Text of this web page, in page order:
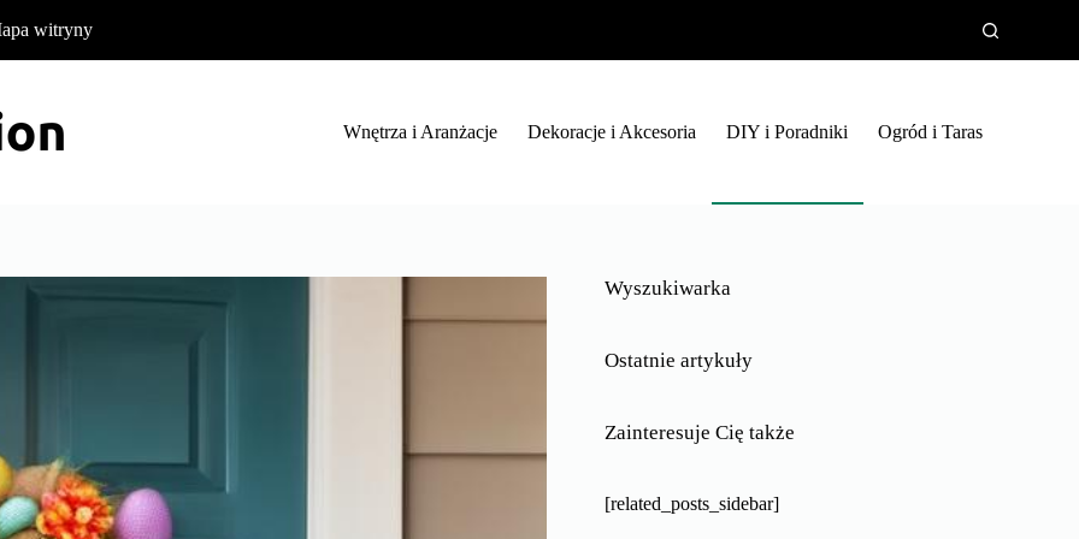
witryny
Wnętrza i Aranżacje Dekoracje i Akcesoria DIY i Poradniki Ogród i Taras
Wyszukiwarka
Ostatnie artykuły
Zainteresuje Cię także
[related_posts_sidebar]